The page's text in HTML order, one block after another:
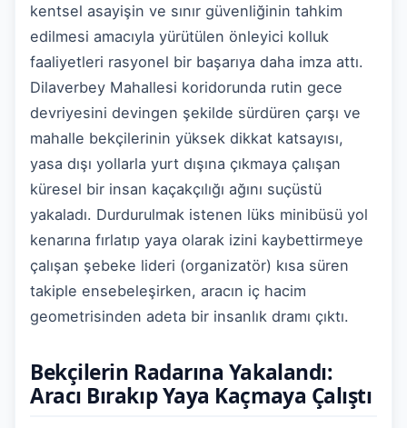
kentsel asayişin ve sınır güvenliğinin tahkim
edilmesi amacıyla yürütülen önleyici kolluk
faaliyetleri rasyonel bir başarıya daha imza attı.
Dilaverbey Mahallesi koridorunda rutin gece
devriyesini devingen şekilde sürdüren çarşı ve
mahalle bekçilerinin yüksek dikkat katsayısı,
yasa dışı yollarla yurt dışına çıkmaya çalışan
küresel bir insan kaçakçılığı ağını suçüstü
yakaladı. Durdurulmak istenen lüks minibüsü yol
kenarına fırlatıp yaya olarak izini kaybettirmeye
çalışan şebeke lideri (organizatör) kısa süren
takiple ensebeleşirken, aracın iç hacim
geometrisinden adeta bir insanlık dramı çıktı.
Bekçilerin Radarına Yakalandı:
Aracı Bırakıp Yaya Kaçmaya Çalıştı